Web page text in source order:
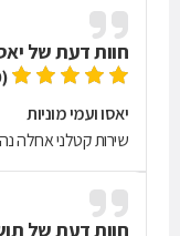
חוות דעת של
(5.0)
יאסו ועמי מוניות
שירות קטלני אחלה
חוות דעת של